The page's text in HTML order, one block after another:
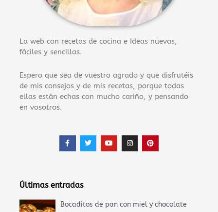
La web con recetas de cocina e Ideas nuevas,
fáciles y sencillas.
Espero que sea de vuestro agrado y que disfrutéis
de mis consejos y de mis recetas, porque todas
ellas están echas con mucho cariño, y pensando
en vosotros.
F
a
c
k
T
w
i
Y
o
u
I
n
s
P
i
n
Últimas entradas
Bocaditos de pan con miel y chocolate